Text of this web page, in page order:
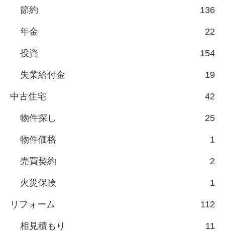
節約 136
年金 22
投資 154
失業給付金 19
中古住宅 42
物件探し 25
物件価格 1
売買契約 2
火災保険 1
リフォーム 112
相見積もり 11